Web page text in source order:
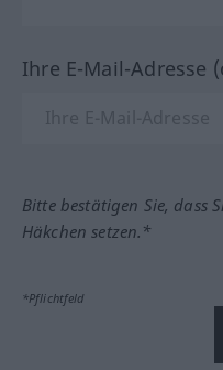
Ihre E-Mail-Adresse
Bitte bestätigen Sie, dass
Häkchen setzen.*
*Pflichtfeld